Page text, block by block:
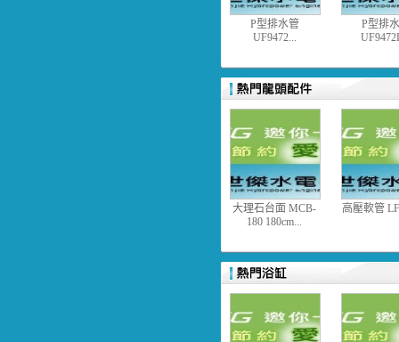
P型排水管
UF9472...
P型排
大理石台面 MCB-
180 180cm...
高壓軟管